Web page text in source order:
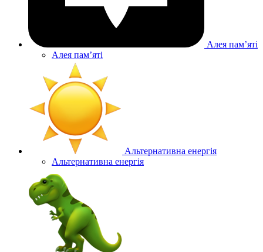
Алея памʼяті
Алея памʼяті
Альтернативна енергія
Альтернативна енергія